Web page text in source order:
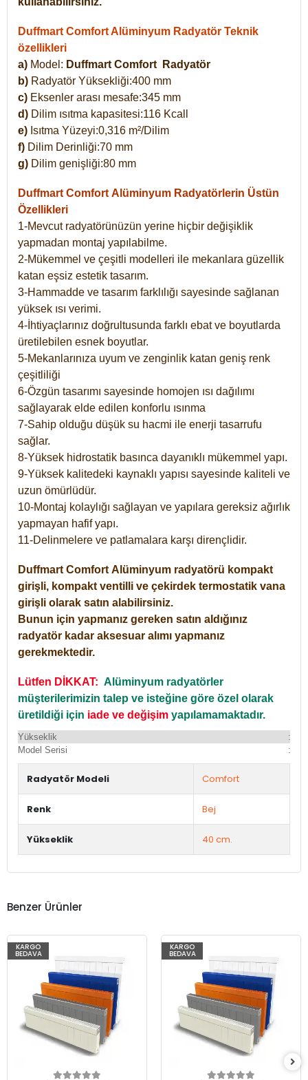
Duffmart Comfort Alüminyum Radyatör Teknik
özellikleri
a) Model: Duffmart Comfort
Radyatör
b) Radyatör Yüksekliği:400 mm
c) Eksenler arası mesafe:345 mm
d) Dilim ısıtma kapasitesi:116 Kcall
e) Isıtma Yüzeyi:0,316 m²/Dilim
f) Dilim Derinliği:70 mm
g) Dilim genişliği:80 mm
Duffmart Comfort Alüminyum Radyatörlerin Üstün
Özellikleri
1-Mevcut radyatörünüzün yerine hiçbir değişiklik
yapmadan montaj yapılabilme.
2-Mükemmel ve çeşitli modelleri ile mekanlara güzellik
katan eşsiz estetik tasarım.
3-Hammadde ve tasarım farklılığı sayesinde sağlanan
yüksek ısı verimi.
4-İhtiyaçlarınız doğrultusunda farklı ebat ve boyutlarda
üretilebilen esnek boyutlar.
5-Mekanlarınıza uyum ve zenginlik katan geniş renk
çeşitliliği
6-Özgün tasarımı sayesinde homojen ısı dağılımı
sağlayarak elde edilen konforlu ısınma
7-Sahip olduğu düşük su hacmi ile enerji tasarrufu
sağlar.
8-Yüksek hidrostatik basınca dayanıklı mükemmel yapı.
9-Yüksek kalitedeki kaynaklı yapısı sayesinde kaliteli ve
uzun ömürlüdür.
10-Montaj kolaylığı sağlayan ve yapılara gereksiz ağırlık
yapmayan hafif yapı.
11-Delinmelere ve patlamalara karşı dirençlidir.
Duffmart Comfort Alüminyum radyatörü kompakt
girişli, kompakt ventilli ve çekirdek termostatik vana
girişli olarak satın alabilirsiniz.
Bunun için yapmanız gereken satın aldığınız
radyatör kadar aksesuar alımı yapmanız
gerekmektedir.
Lütfen DİKKAT: Alüminyum radyatörler
müşterilerimizin talep ve isteğine göre özel olarak
üretildiği için iade ve değişim yapılamamaktadır.
Yükseklik :
Model Serisi
:
Radyatör Modeli Comfort
Renk Bej
Yükseklik 40 cm.
Benzer Ürünler
KARGO
BEDAVA
KARGO
BEDAVA